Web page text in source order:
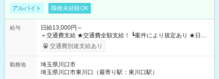
アルバイト 職種未経験OK
給与
日給13,000円～
＋交通費支給 ★交通費全額支給！ ┗案件により規定あり ★日払
いOK！（規定あり） ┗働いたその日に現金GET♪ お仕事後はコ
ンビニATMから 日払い分を引き落とせます！ 【試用期間】試
交通費別途支給あり
勤務地
埼玉県川口市
埼玉県川口市東川口（最寄り駅：東川口駅）